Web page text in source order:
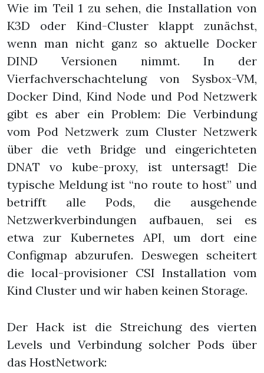
Wie im Teil 1 zu sehen, die Installation von
K3D oder Kind-Cluster klappt zunächst,
wenn man nicht ganz so aktuelle Docker
DIND Versionen nimmt. In der
Vierfachverschachtelung von Sysbox-VM,
Docker Dind, Kind Node und Pod Netzwerk
gibt es aber ein Problem: Die Verbindung
vom Pod Netzwerk zum Cluster Netzwerk
über die veth Bridge und eingerichteten
DNAT vo kube-proxy, ist untersagt! Die
typische Meldung ist “no route to host” und
betrifft alle Pods, die ausgehende
Netzwerkverbindungen aufbauen, sei es
etwa zur Kubernetes API, um dort eine
Configmap abzurufen. Deswegen scheitert
die local-provisioner CSI Installation vom
Kind Cluster und wir haben keinen Storage.
Der Hack ist die Streichung des vierten
Levels und Verbindung solcher Pods über
das HostNetwork: